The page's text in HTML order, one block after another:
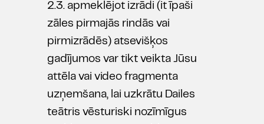
2.3. apmeklējot izrādi (it īpaši
zāles pirmajās rindās vai
pirmizrādēs) atsevišķos
gadījumos var tikt veikta Jūsu
attēla vai video fragmenta
uzņemšana, lai uzkrātu Dailes
teātris vēsturiski nozīmīgus